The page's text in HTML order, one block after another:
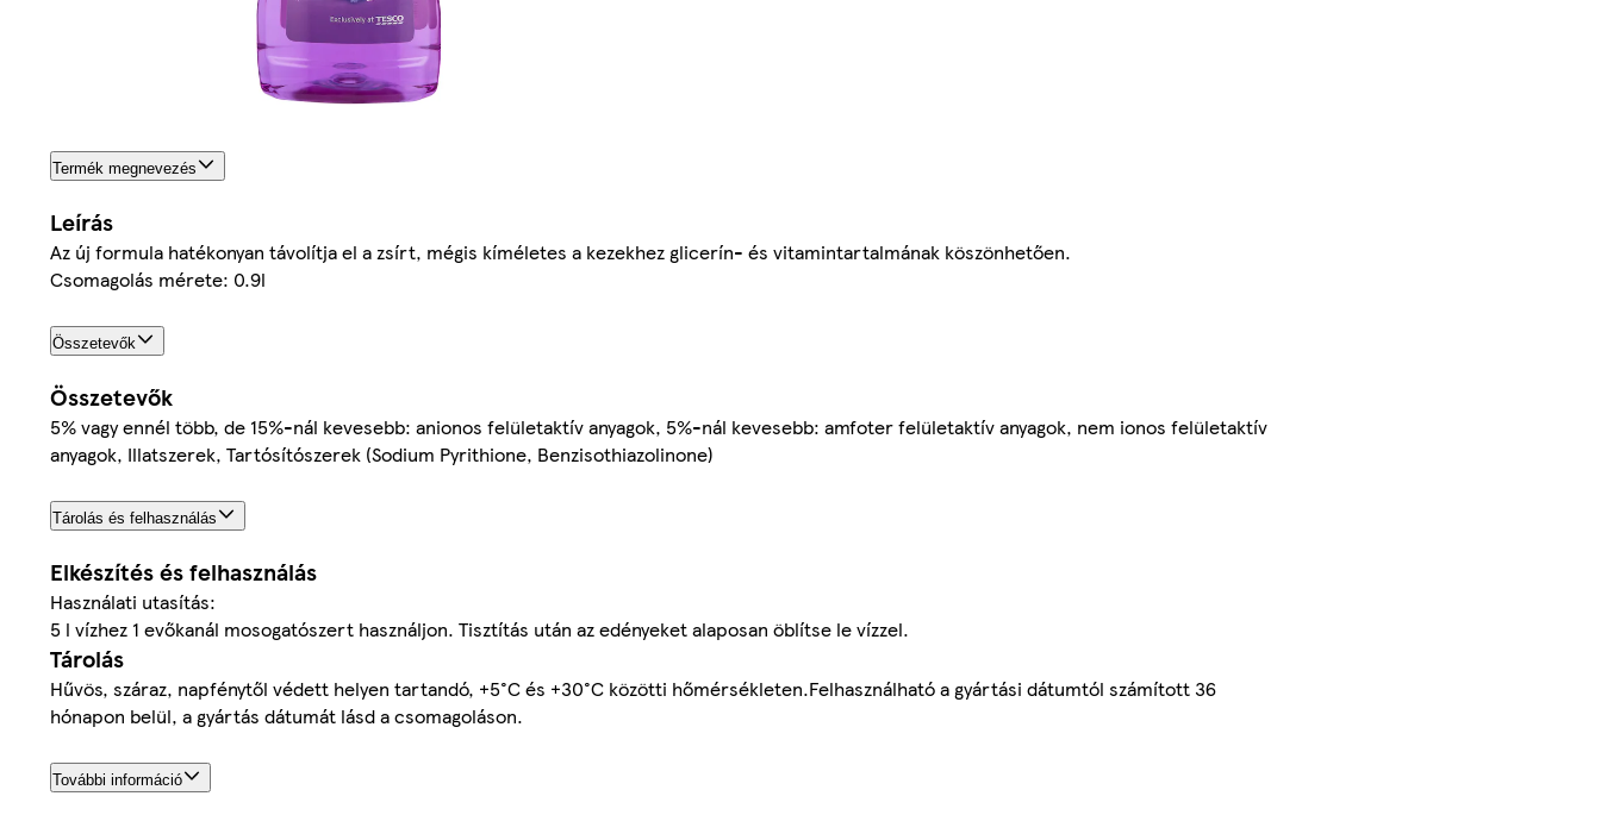
Termék megnevezés
Leírás
Az új formula hatékonyan távolítja el a zsírt, mégis kíméletes a kezekhez glicerín- és vitamintartalmának köszönhetően.
Csomagolás mérete: 0.9l
Összetevők
Összetevők
5% vagy ennél több, de 15%-nál kevesebb: anionos felületaktív anyagok, 5%-nál kevesebb: amfoter felületaktív anyagok, nem ionos felületaktív
anyagok, Illatszerek, Tartósítószerek (Sodium Pyrithione, Benzisothiazolinone)
Tárolás és felhasználás
Elkészítés és felhasználás
Használati utasítás:
5 l vízhez 1 evőkanál mosogatószert használjon. Tisztítás után az edényeket alaposan öblítse le vízzel.
Tárolás
Hűvös, száraz, napfénytől védett helyen tartandó, +5°C és +30°C közötti hőmérsékleten.Felhasználható a gyártási dátumtól számított 36
hónapon belül, a gyártás dátumát lásd a csomagoláson.
További információ